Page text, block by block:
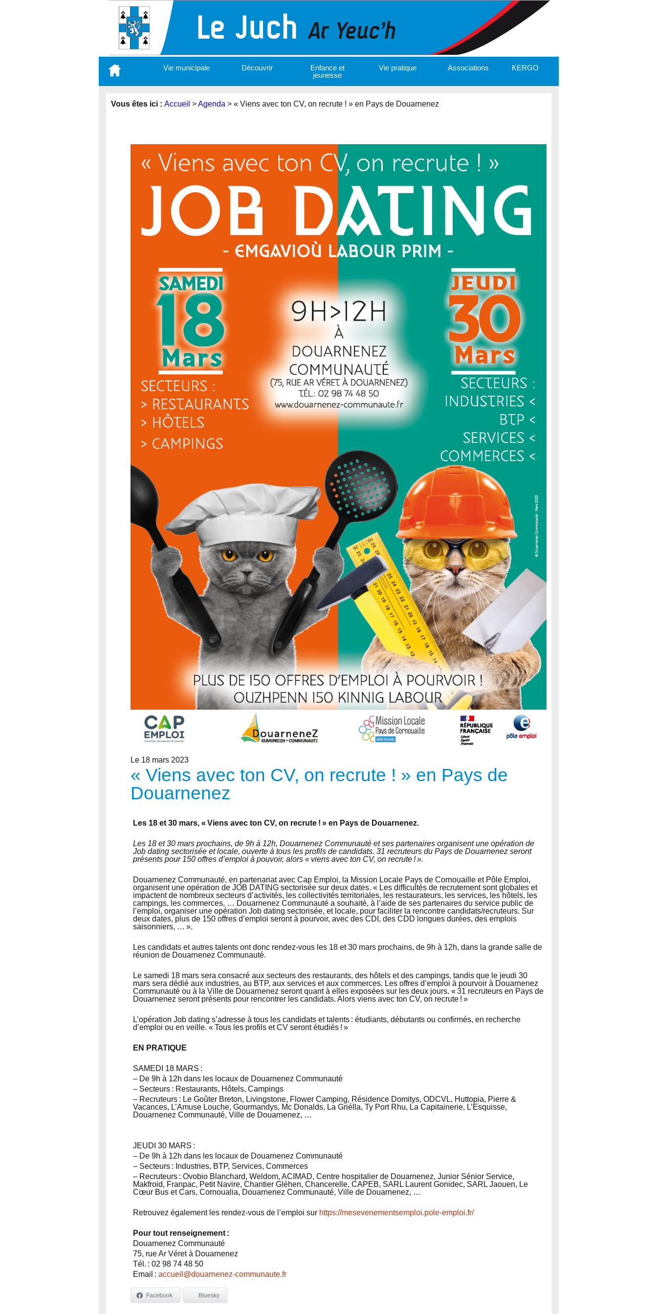
contenu
Vie municipale Découvrir
Enfance et
jeunesse
Vie pratique Associations KERGO
Vous êtes ici : Accueil >Agenda > « Viens avec ton CV, on recrute ! » en Pays de Douarnenez
Le 18 mars 2023
« Viens avec ton CV, on recrute ! » en Pays de
Douarnenez
Les 18 et 30 mars, « Viens avec ton CV, on recrute ! » en Pays de Douarnenez.
Les 18 et 30 mars prochains, de 9h à 12h, Douarnenez Communauté et ses partenaires organisent une opération de
Job dating sectorisée et locale, ouverte à tous les profils de candidats. 31 recruteurs du Pays de Douarnenez seront
présents pour 150 offres d’emploi à pouvoir, alors « viens avec ton CV, on recrute ! ».
Douarnenez Communauté, en partenariat avec Cap Emploi, la Mission Locale Pays de Cornouaille et Pôle Emploi,
organisent une opération de JOB DATING sectorisée sur deux dates. « Les difficultés de recrutement sont globales et
impactent de nombreux secteurs d’activités, les collectivités territoriales, les restaurateurs, les services, les hôtels, les
campings, les commerces, … Douarnenez Communauté a souhaité, à l’aide de ses partenaires du service public de
l’emploi, organiser une opération Job dating sectorisée, et locale, pour faciliter la rencontre candidats/recruteurs. Sur
deux dates, plus de 150 offres d’emploi seront à pourvoir, avec des CDI, des CDD longues durées, des emplois
saisonniers, … ».
Les candidats et autres talents ont donc rendez-vous les 18 et 30 mars prochains, de 9h à 12h, dans la grande salle de
réunion de Douarnenez Communauté.
Le samedi 18 mars sera consacré aux secteurs des restaurants, des hôtels et des campings, tandis que le jeudi 30
mars sera dédié aux industries, au BTP, aux services et aux commerces. Les offres d’emploi à pourvoir à Douarnenez
Communauté ou à la Ville de Douarnenez seront quant à elles exposées sur les deux jours. « 31 recruteurs en Pays de
Douarnenez seront présents pour rencontrer les candidats. Alors viens avec ton CV, on recrute ! »
L’opération Job dating s’adresse à tous les candidats et talents : étudiants, débutants ou confirmés, en recherche
d’emploi ou en veille. « Tous les profils et CV seront étudiés ! »
EN PRATIQUE
SAMEDI 18 MARS :
– De 9h à 12h dans les locaux de Douarnenez Communauté
– Secteurs : Restaurants, Hôtels, Campings
– Recruteurs : Le Goûter Breton, Livingstone, Flower Camping, Résidence Domitys, ODCVL, Huttopia, Pierre &
Vacances, L’Amuse Louche, Gourmandys, Mc Donalds, La Griélla, Ty Port Rhu, La Capitainerie, L’Esquisse,
Douarnenez Communauté, Ville de Douarnenez, …
JEUDI 30 MARS :
– De 9h à 12h dans les locaux de Douarnenez Communauté
– Secteurs : Industries, BTP, Services, Commerces
– Recruteurs : Ovobio Blanchard, Weldom, ACIMAD, Centre hospitalier de Douarnenez, Junior Sénior Service,
Makfroid, Franpac, Petit Navire, Chantier Gléhen, Chancerelle, CAPEB, SARL Laurent Gonidec, SARL Jaouen, Le
Cœur Bus et Cars, Cornoualia, Douarnenez Communauté, Ville de Douarnenez, …
Retrouvez également les rendez-vous de l’emploi sur https://mesevenementsemploi.pole-emploi.fr/
Pour tout renseignement :
Douarnenez Communauté
75, rue Ar Véret à Douarnenez
Tél. : 02 98 74 48 50
Email : accueil@douarnenez-communaute.fr
Facebook Bluesky